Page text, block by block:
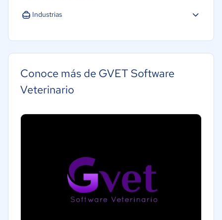
Pequeña: 10 a 49 trabajadores
Industrias
Conoce más de GVET Software
Veterinario